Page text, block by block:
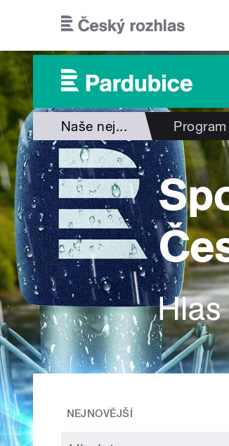
Naše nej... Program
NEJNOVĚJŠÍ